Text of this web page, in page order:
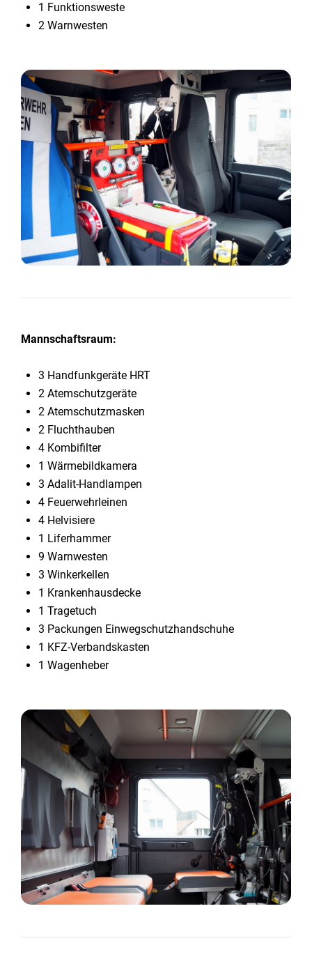
1 Funktionsweste
2 Warnwesten
Mannschaftsraum:
3 Handfunkgeräte HRT
2 Atemschutzgeräte
2 Atemschutzmasken
2 Fluchthauben
4 Kombifilter
1 Wärmebildkamera
3 Adalit-Handlampen
4 Feuerwehrleinen
4 Helvisiere
1 Liferhammer
9 Warnwesten
3 Winkerkellen
1 Krankenhausdecke
1 Tragetuch
3 Packungen Einwegschutzhandschuhe
1 KFZ-Verbandskasten
1 Wagenheber